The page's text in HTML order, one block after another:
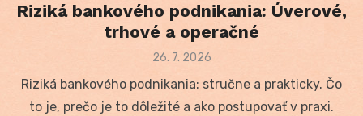
Riziká bankového podnikania: Úverové,
trhové a operačné
Posted
26. 7. 2026
Riziká bankového podnikania: stručne a prakticky. Čo
to je, prečo je to dôležité a ako postupovať v praxi.